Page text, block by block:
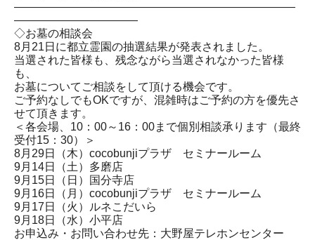
―――――――――――――――――――――――――
―――――――――――
◇お墓の相談会
8月21日に都立霊園の抽選結果が発表されました。
当選された皆様も、残念ながら当選されなかった皆様
も、
お墓についてご相談をして頂ける機会です。
ご予約なしでもOKですが、混雑時はご予約の方を優先さ
せて頂きます。
＜各会場、10：00～16：00まで個別相談承ります（最終
受付15：30）＞
8月29日（木）cocobunjiプラザ セミナールーム
9月14日（土）多磨店
9月15日（日）国分寺店
9月16日（月）cocobunjiプラザ セミナールーム
9月17日（火）ルネこだいら
9月18日（水）小平店
お申込み・お問い合わせ先：大野屋テレホンセンター